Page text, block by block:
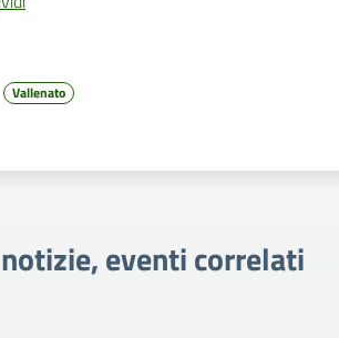
Vallenato
eventi correlati